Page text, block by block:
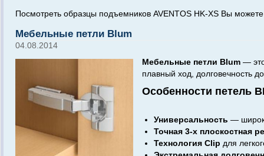
Посмотреть образцы подъемников AVENTOS HK-XS Вы
Мебельные петли Blum
04.08.2014
Мебельные петли Blum —
плавный ход, долговечность
Особенности петель
Универсальность —
Точная 3-х плоскостная
Технология Clip для